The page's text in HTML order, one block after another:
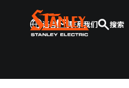
语言 联系我们 搜索